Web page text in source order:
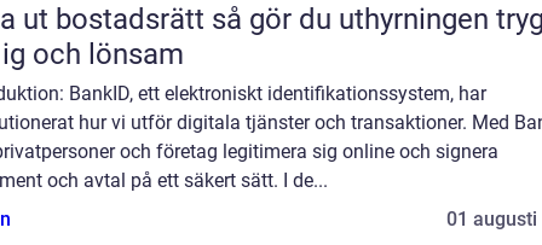
så gör du uthyrningen trygg,
och lönsam
BankID, ett elektroniskt identifikationssystem, har
hur vi utför digitala tjänster och transaktioner. Med
och företag legitimera sig online och signera
och avtal på ett säkert sätt. I de...
01 augusti